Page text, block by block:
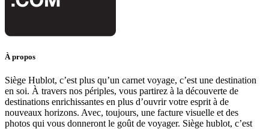
À propos
Siège Hublot, c’est plus qu’un carnet voyage, c’est une destination
en soi. À travers nos périples, vous partirez à la découverte de
destinations enrichissantes en plus d’ouvrir votre esprit à de
nouveaux horizons. Avec, toujours, une facture visuelle et des
photos qui vous donneront le goût de voyager. Siège hublot, c’est